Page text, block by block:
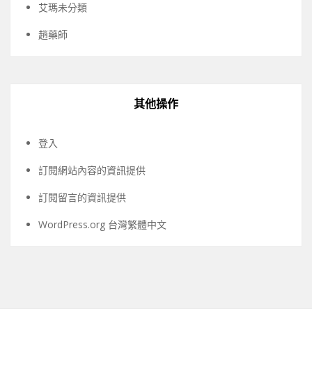
艾瑪未分類
趙藥師
其他操作
登入
訂閱網站內容的資訊提供
訂閱留言的資訊提供
WordPress.org 台灣繁體中文